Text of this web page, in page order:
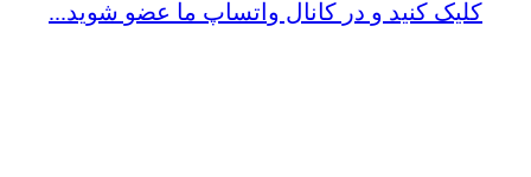
کلیک کنید و در کانال واتساپ ما عضو شوید...